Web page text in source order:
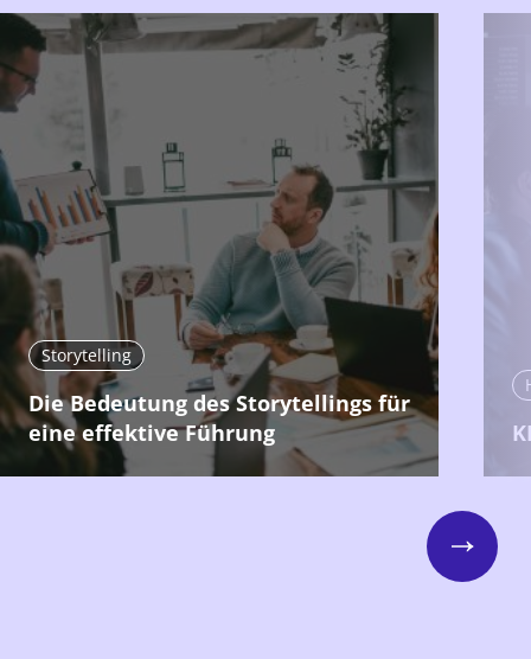
Storytelling
Die Bedeutung des Storytellings für
eine effektive Führung
Next